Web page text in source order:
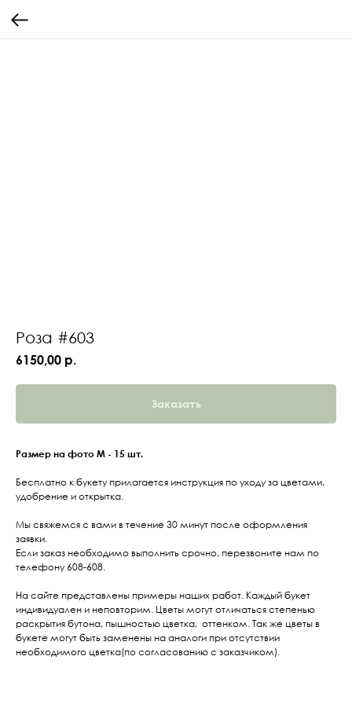
Роза #603
6150,00 р.
Заказать
Размер на фото M - 15 шт.
Бесплатно к букету прилагается инструкция по уходу за цветами,
удобрение и открытка.
Мы свяжемся с вами в течение 30 минут после оформления
заявки.
Если заказ необходимо выполнить срочно, перезвоните нам по
телефону 608-608.
На сайте представлены примеры наших работ. Каждый букет
индивидуален и неповторим. Цветы могут отличаться степенью
раскрытия бутона, пышностью цветка, оттенком. Так же цветы в
букете могут быть заменены на аналоги при отсутствии
необходимого цветка(по согласованию с заказчиком).